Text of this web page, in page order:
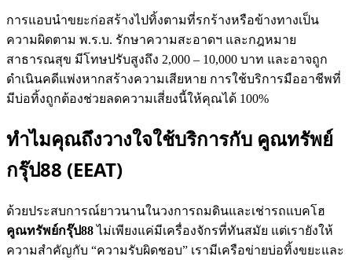
การแอบนำขยะก่อสร้างไปทิ้งตามที่รกร้างหรือข้างทางเป็น
ความผิดตาม พ.ร.บ. รักษาความสะอาดฯ และกฎหมาย
สาธารณสุข มีโทษปรับสูงถึง 2,000 – 10,000 บาท และอาจถูก
ดำเนินคดีแพ่งหากสร้างความเสียหาย การใช้บริการมืออาชีพที่
มีบ่อทิ้งถูกต้องช่วยลดความเสี่ยงนี้ให้คุณได้ 100%
ทำไมคุณถึงวางใจใช้บริการกับ คูณทรัพย์
กรุ๊ป88 (EEAT)
ด้วยประสบการณ์ยาวนานในวงการถมดินและเช่ารถแบคโฮ
คูณทรัพย์กรุ๊ป88ไม่เพียงแค่มีเครื่องจักรที่ทันสมัย แต่เรายังให้
ความสำคัญกับ “ความรับผิดชอบ” เรามีเครือข่ายบ่อทิ้งขยะและ